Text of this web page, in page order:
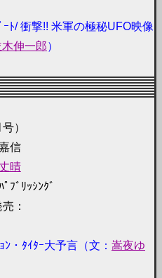
ﾄ/ 衝撃!! 米軍の極秘UFO映像
木伸一郎）
）
信
晴
ﾌﾞﾘｯｼﾝｸﾞ
：
・ﾀｲﾀｰ大予言（文： 嵩夜ゆ